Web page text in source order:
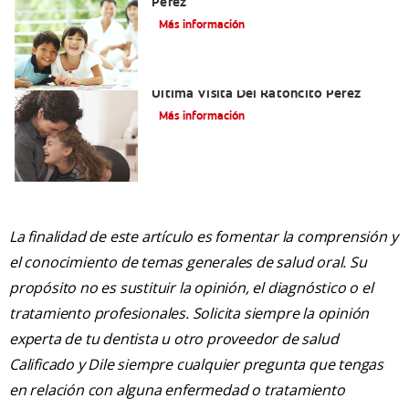
Más información
Última Visita Del Ratoncito Pérez
Más información
La finalidad de este artículo es fomentar la comprensión y
el conocimiento de temas generales de salud oral. Su
propósito no es sustituir la opinión, el diagnóstico o el
tratamiento profesionales. Solicita siempre la opinión
experta de tu dentista u otro proveedor de salud
Calificado y Dile siempre cualquier pregunta que tengas
en relación con alguna enfermedad o tratamiento